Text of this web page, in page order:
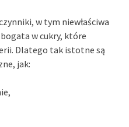
w tym niewłaściwa
w cukry, które
Dlatego tak istotne są
jak: